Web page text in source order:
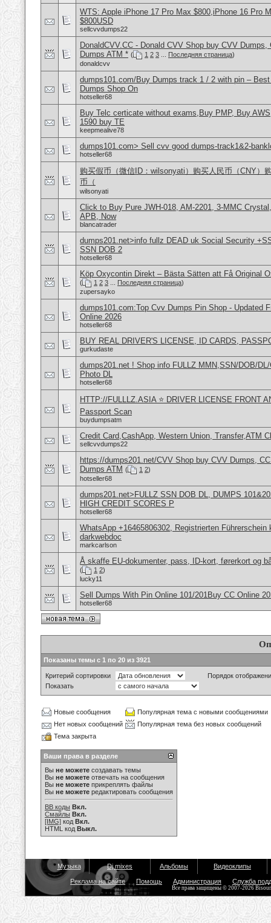
WTS: Apple iPhone 17 Pro Max $800,iPhone 16 Pro
$800USD
sellcvvdumps22
DonaldCVV.CC - Donald CVV Shop buy CVV
Dumps ATM * ( 1 2 3 Последняя страница)
donaldcvv
dumps101.com/Buy Dumps track 1 / 2 with pin –
Dumps Shop On
hotseller68
Buy Telc certicate without exams,Buy PMP, Buy
1590 buy TE
keepmealive78
dumps101.com> Sell cvv good dumps-track1&2-
hotseller68
购买假币（微信ID：wilsonyati）购买人民币（CNY）
币（
wilsonyati
Click to Buy Pure JWH-018, AM-2201, 3-MMC
APB, Now
blancatrader
dumps201.net>info fullz DEAD uk Social Security
SSN DOB 2
hotseller68
Köp Oxycontin Direkt – Bästa Sätten att Få Original
( 1 2 3 Последняя страница)
zupersayko
dumps101.com:Top Cvv Dumps Pin Shop - Updated
Online 2026
hotseller68
BUY REAL DRIVER'S LICENSE, ID CARDS,
gurkudaste
dumps201.net ! Shop info FULLZ MMN,SSN/DOB/
Photo DL
hotseller68
HTTP://FULLLZ.ASIA ⭐️ DRIVER LICENSE FRONT
Passport Scan
buydumpsatm
Credit Card,CashApp, Western Union, Transfer,ATM
sellcvvdumps22
https://dumps201.net/CVV Shop buy CVV Dumps,
Dumps ATM ( 1 2)
hotseller68
dumps201.net>FULLZ SSN DOB DL, DUMPS
HIGH CREDIT SCORES P
hotseller68
WhatsApp +16465806302, Registrierten
darkwebdoc
markcarlson
Å skaffe EU-dokumenter, pass, ID-kort, førerkort og
( 1 2)
lucky11
Sell Dumps With Pin Online 101/201Buy CC Online
hotseller68
Показаны темы с 1 по 20 из 3921
Критерий сортировки
Порядок
Показать
Новые сообщения
Популярная тема с новыми сообщениями
Нет новых сообщений
Популярная тема без новых сообщений
Тема закрыта
Ваши права в разделе
Вы не можете создавать темы
Вы не можете отвечать на сообщения
Вы не можете прикреплять файлы
Вы не можете редактировать сообщения
BB коды Вкл.
Смайлы Вкл.
[IMG] код Вкл.
HTML код Выкл.
Музыка Dj mixes Альбомы Видеоклипы
Реклама на сайте Помощь Администрация Служба
Все права защищены © 2007-2026